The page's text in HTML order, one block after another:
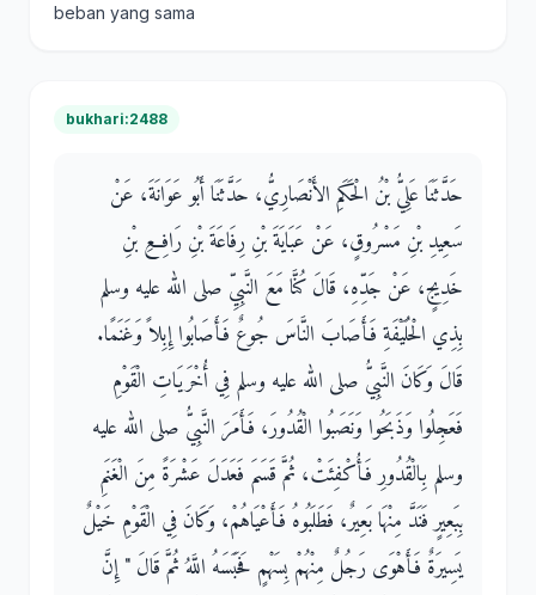
beban yang sama
bukhari:2488
حَدَّثَنَا عَلِيُّ بْنُ الْحَكَمِ الأَنْصَارِيُّ، حَدَّثَنَا أَبُو عَوَانَةَ، عَنْ
سَعِيدِ بْنِ مَسْرُوقٍ، عَنْ عَبَايَةَ بْنِ رِفَاعَةَ بْنِ رَافِعِ بْنِ
خَدِيجٍ، عَنْ جَدِّهِ، قَالَ كُنَّا مَعَ النَّبِيِّ صلى الله عليه وسلم
بِذِي الْحُلَيْفَةِ فَأَصَابَ النَّاسَ جُوعٌ فَأَصَابُوا إِبِلاً وَغَنَمًا‏.‏
قَالَ وَكَانَ النَّبِيُّ صلى الله عليه وسلم فِي أُخْرَيَاتِ الْقَوْمِ
فَعَجِلُوا وَذَبَحُوا وَنَصَبُوا الْقُدُورَ، فَأَمَرَ النَّبِيُّ صلى الله عليه
وسلم بِالْقُدُورِ فَأُكْفِئَتْ، ثُمَّ قَسَمَ فَعَدَلَ عَشْرَةً مِنَ الْغَنَمِ
بِبَعِيرٍ فَنَدَّ مِنْهَا بَعِيرٌ، فَطَلَبُوهُ فَأَعْيَاهُمْ، وَكَانَ فِي الْقَوْمِ خَيْلٌ
يَسِيرَةٌ فَأَهْوَى رَجُلٌ مِنْهُمْ بِسَهْمٍ فَحَبَسَهُ اللَّهُ ثُمَّ قَالَ ‏"‏ إِنَّ